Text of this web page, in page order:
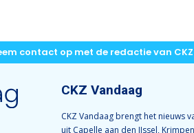
contact op met de redactie van
CKZ Vandaag
CKZ Vandaag brengt het nieuws
uit Capelle aan den IJssel,